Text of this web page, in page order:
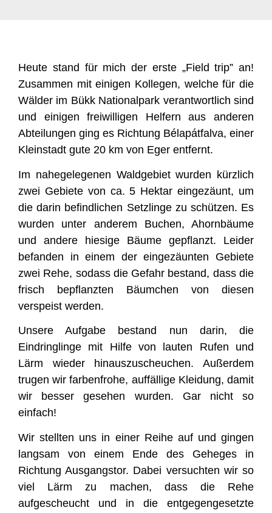
Heute stand für mich der erste „Field trip” an!
Zusammen mit einigen Kollegen, welche für die
Wälder im Bükk Nationalpark verantwortlich sind
und einigen freiwilligen Helfern aus anderen
Abteilungen ging es Richtung Bélapátfalva, einer
Kleinstadt gute 20 km von Eger entfernt.
Im nahegelegenen Waldgebiet wurden kürzlich
zwei Gebiete von ca. 5 Hektar eingezäunt, um
die darin befindlichen Setzlinge zu schützen. Es
wurden unter anderem Buchen, Ahornbäume
und andere hiesige Bäume gepflanzt. Leider
befanden in einem der eingezäunten Gebiete
zwei Rehe, sodass die Gefahr bestand, dass die
frisch bepflanzten Bäumchen von diesen
verspeist werden.
Unsere Aufgabe bestand nun darin, die
Eindringlinge mit Hilfe von lauten Rufen und
Lärm wieder hinauszuscheuchen. Außerdem
trugen wir farbenfrohe, auffällige Kleidung, damit
wir besser gesehen wurden. Gar nicht so
einfach!
Wir stellten uns in einer Reihe auf und gingen
langsam von einem Ende des Geheges in
Richtung Ausgangstor. Dabei versuchten wir so
viel Lärm zu machen, dass die Rehe
aufgescheucht und in die entgegengesetzte